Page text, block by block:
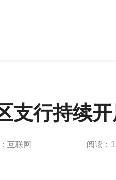
支行持续
互联网 阅读： 1